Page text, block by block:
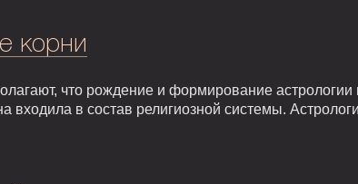
корни
что рождение и формирование астрологии
входила в состав религиозной системы.